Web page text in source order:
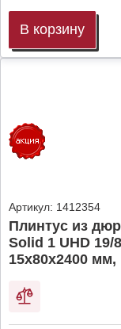
В корзину
Артикул: 1412354
Плинтус из
Solid 1 UHD 19/
15х80х2400 мм,